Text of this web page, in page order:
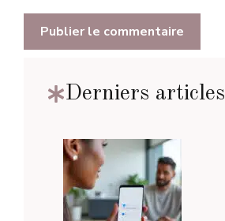
Derniers articles